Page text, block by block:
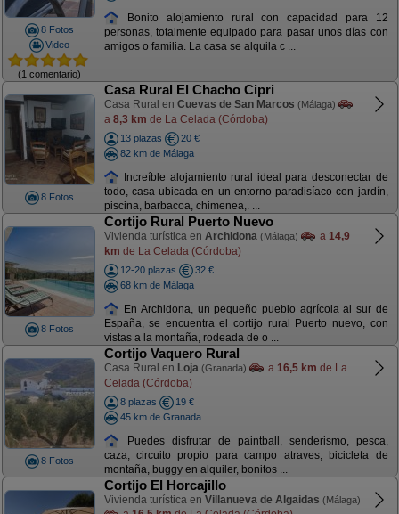
8 Fotos
Video
(1 comentario)
Bonito alojamiento rural con capacidad para 12
personas, totalmente equipado para pasar unos días con
amigos o familia. La casa se alquila c ...
8 Fotos
Casa Rural El Chacho Cipri
Casa Rural en Cuevas de San Marcos (Málaga)
a 8,3 km de La Celada (Córdoba)
13 plazas
20 €
82 km de Málaga
Increíble alojamiento rural ideal para desconectar de
todo, casa ubicada en un entorno paradisíaco con jardín,
piscina, barbacoa, chimenea,. ...
8 Fotos
Cortijo Rural Puerto Nuevo
Vivienda turística en Archidona (Málaga) a 14,9
km de La Celada (Córdoba)
12-20 plazas
32 €
68 km de Málaga
En Archidona, un pequeño pueblo agrícola al sur de
España, se encuentra el cortijo rural Puerto nuevo, con
vistas a la montaña, rodeada de o ...
8 Fotos
Cortijo Vaquero Rural
Casa Rural en Loja (Granada) a 16,5 km de La
Celada (Córdoba)
8 plazas
19 €
45 km de Granada
Puedes disfrutar de paintball, senderismo, pesca,
caza, circuito propio para campo atraves, bicicleta de
montaña, buggy en alquiler, bonitos ...
Cortijo El Horcajillo
Vivienda turística en Villanueva de Algaidas (Málaga)